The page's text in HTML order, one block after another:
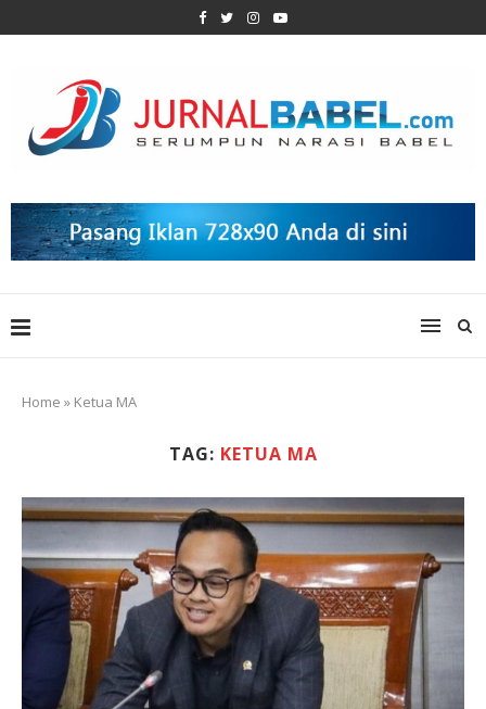
Home » Ketua MA
TAG: KETUA MA